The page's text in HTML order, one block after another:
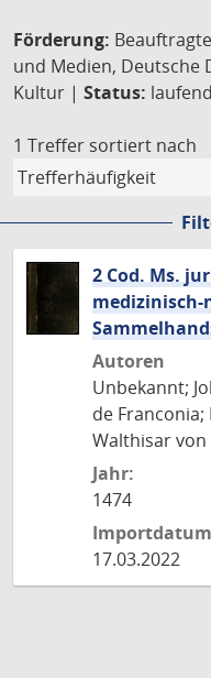
Förderung:
und Medien, Deutsche
Kultur | Status: laufend
1 Treffer sortiert nach
2 Cod. Ms.
Autoren
Unbekannt;
de
Walthisar von
Jahr:
1474
17.03.2022